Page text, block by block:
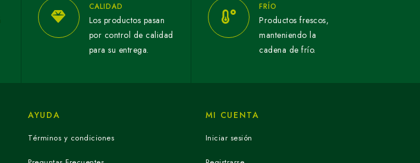
CALIDAD
Los productos pasan
por control de calidad
para su entrega.
FRÍO
Productos frescos,
manteniendo la
cadena de frío.
AYUDA
Términos y condiciones
MI CUENTA
Iniciar sesión